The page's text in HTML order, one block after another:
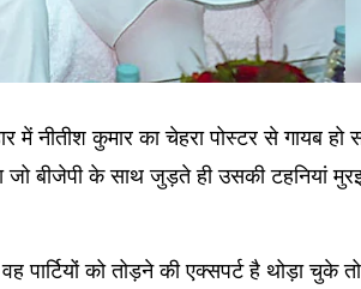
में नीतीश कुमार का चेहरा पोस्टर से गायब हो
जो बीजेपी के साथ जुड़ते ही उसकी टहनियां
पार्टियों को तोड़ने की एक्सपर्ट है थोड़ा चुके